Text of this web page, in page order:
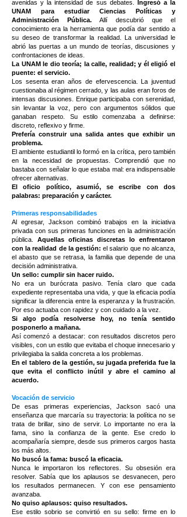
avenidas y la intensidad de sus debates.
Ingresó a la
UNAM para estudiar Ciencias Políticas y
Administración Pública. Allí descubrió que el
conocimiento era la herramienta que podía dar sentido a
su deseo de transformar la realidad. La universidad le
abrió las puertas a un mundo de teorías, discusiones y
confrontaciones de ideas.
La UNAM le dio teoría; la calle, realidad; y él eligió el
puente: el servicio.
Los sesenta eran años de efervescencia. La juventud
cuestionaba al régimen cerrado, y las aulas eran foros de
intensas discusiones. Enrique participaba con serenidad,
sin levantar la voz, pero con argumentos sólidos que
ganaban respeto. Su estilo comenzaba a definirse:
discreto, reflexivo y firme.
Prefería construir una salida antes que exhibir un
problema.
El ambiente estudiantil lo formó en la crítica, pero también
en la necesidad de propuestas. Comprendió que no
bastaba con señalar lo que estaba mal: era indispensable
ofrecer alternativas.
El oficio político, asumió, se escribe con dos
palabras: preparación y carácter.
Primeras responsabilidades
Al egresar, Jackson combinó trabajos en la iniciativa
privada con sus primeras funciones en la administración
pública. Aquellas oficinas discretas lo enfrentaron
con la realidad de la gestión:el salario que no alcanza,
el abasto que se retrasa, la familia que depende de una
decisión administrativa.
Un sello: cumplir sin hacer ruido.
No era un burócrata pasivo. Tenía claro que cada
expediente representaba una vida, y que la eficacia podía
significar la diferencia entre la esperanza y la frustración.
Por eso actuaba con rapidez y con cuidado a la vez.
Si algo podía resolverse hoy, no tenía sentido
posponerlo a mañana.
Así comenzó a destacar: con resultados discretos pero
visibles, con un estilo que evitaba el choque innecesario y
privilegiaba la salida concreta a los problemas.
En el tablero de la gestión, su jugada preferida fue la
que evita el conflicto inútil y abre el camino al
acuerdo.
Vocación de servicio
De esas primeras experiencias, Jackson sacó una
enseñanza que marcaría su trayectoria: la política no se
trata de brillar, sino de servir. Lo importante no era la
fama, sino la confianza de la gente. Ese credo lo
acompañaría siempre, desde sus primeros cargos hasta
los más altos.
No buscó la fama: buscó la eficacia.
Nunca le importaron los reflectores. Su obsesión era
resolver. Sabía que los aplausos se desvanecen, pero
los resultados permanecen. Y con ese pensamiento
avanzaba.
No quiso aplausos: quiso resultados.
Ese estilo sobrio se convirtió en su sello: firme en lo